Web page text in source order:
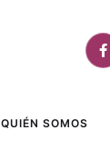
QUIÉN SOMOS